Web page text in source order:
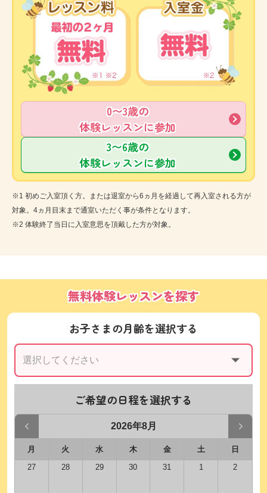
0〜3歳の
体験レッスンに参加
3〜6歳の
体験レッスンに参加
※1 初めご入室頂く方。または退室から6ヵ月を経過して再入室される方が
対象。4ヵ月目末まで通室いただく事が条件となります。
※2 体験終了当日に入室意思を頂戴した方が対象。
無料体験レッスンを探す
お子さまの月齢を選択する
ご希望の日程を選択する
2026年8月
月 火 水 木 金 土
日
27
28 29 30 31 1 2